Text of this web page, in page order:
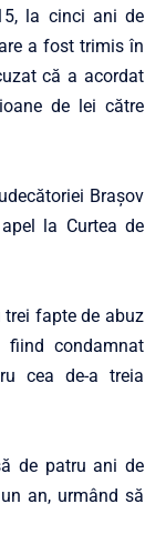
la cinci ani de
a fost trimis în
că a acordat
de lei către
Braşov
la Curtea de
fapte de abuz
fiind condamnat
cea de-a treia
de patru ani de
an, urmând să